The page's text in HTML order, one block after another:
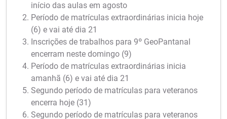
início das aulas em agosto
Período de matrículas extraordinárias inicia hoje
(6) e vai até dia 21
Inscrições de trabalhos para 9º GeoPantanal
encerram neste domingo (9)
Período de matrículas extraordinárias inicia
amanhã (6) e vai até dia 21
Segundo período de matrículas para veteranos
encerra hoje (31)
Segundo período de matrículas para veteranos